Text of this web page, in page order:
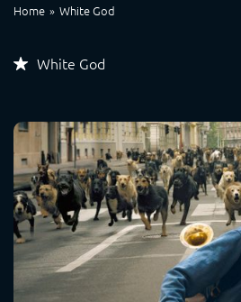
Home White God
White God